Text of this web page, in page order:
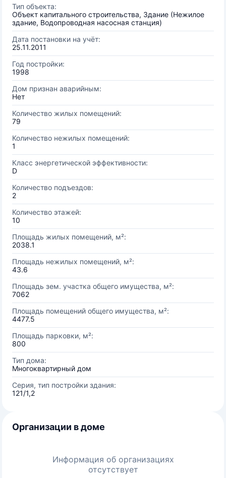
Тип объекта:
Объект капитального строительства, Здание (Нежилое
здание, Водопроводная насосная станция)
Дата постановки на учёт:
25.11.2011
Год постройки:
1998
Дом признан аварийным:
Нет
Количество жилых помещений:
79
Количество нежилых помещений:
1
Класс энергетической эффективности:
D
Количество подъездов:
2
Количество этажей:
10
Площадь жилых помещений, м²:
2038.1
Площадь нежилых помещений, м²:
43.6
Площадь зем. участка общего имущества, м²:
7062
Площадь помещений общего имущества, м²:
4477.5
Площадь парковки, м²:
800
Тип дома:
Многоквартирный дом
Серия, тип постройки здания:
121/1,2
Организации в доме
Информация об организациях
отсутствует